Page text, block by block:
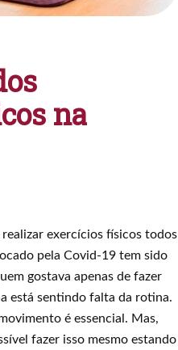
na
exercícios físicos todos
pela Covid-19 tem sido
gostava apenas de fazer
está sentindo falta da rotina.
é essencial. Mas,
fazer isso mesmo estando